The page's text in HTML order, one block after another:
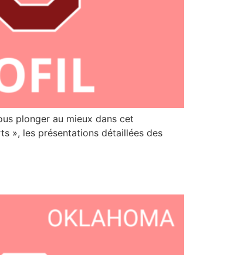
plonger au mieux dans cet
», les présentations détaillées des